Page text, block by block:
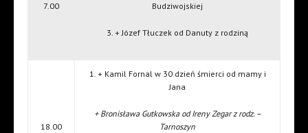
7.00
Budziwojskiej
3. + Józef Tłuczek od Danuty z rodziną
18.00
1. + Kamil Fornal w 30 dzień śmierci od mamy i
Jana
+ Bronisława Gutkowska od Ireny Zegar z rodz. –
Tarnoszyn